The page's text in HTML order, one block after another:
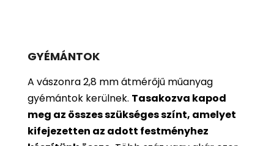
GYÉMÁNTOK
A vászonra 2,8 mm átmérőjű műanyag
gyémántok kerülnek. Tasakozva kapod
meg az összes szükséges színt, amelyet
kifejezetten az adott festményhez